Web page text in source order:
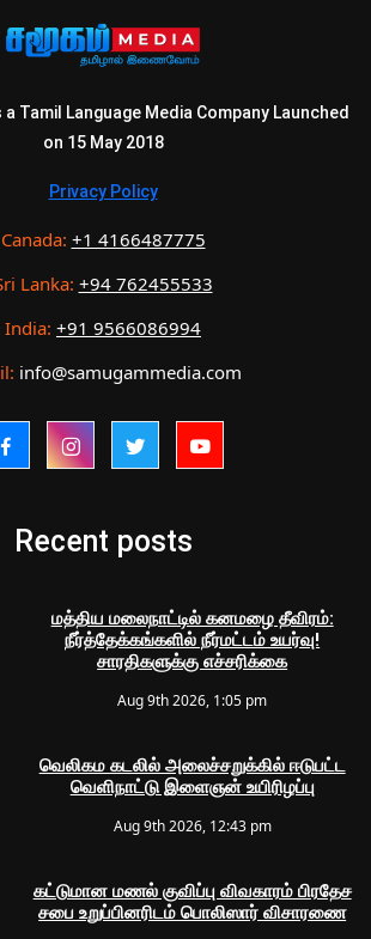
a Tamil Language Media Company Launched
on 15 May 2018
Privacy Policy
Canada: +1 4166487775
Lanka: +94 762455533
India: +91 9566086994
info@samugammedia.com
Recent posts
மத்திய மலைநாட்டில் கனமழை தீவிரம்:
நீர்த்தேக்கங்களில் நீர்மட்டம் உயர்வு!
சாரதிகளுக்கு எச்சரிக்கை
Aug 9th 2026, 1:05 pm
வெலிகம கடலில் அலைச்சறுக்கில் ஈடுபட்ட
வெளிநாட்டு இளைஞன் உயிரிழப்பு
Aug 9th 2026, 12:43 pm
கட்டுமான மணல் குவிப்பு விவகாரம் பிரதேச
சபை உறுப்பினரிடம் பொலிஸார் விசாரணை